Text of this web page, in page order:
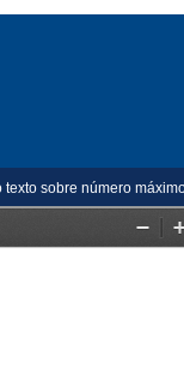
texto sobre número